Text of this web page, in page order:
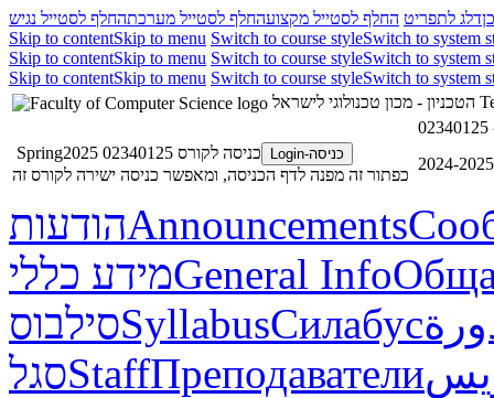
דלג לתפריט החלף לסטייל מקצועהחלף לסטייל מערכתהחלף לסטייל נגיש
Skip to contentSkip to menu Switch to course styleSwitch to system
Skip to contentSkip to menu Switch to course styleSwitch to system
Skip to contentSkip to menu Switch to course styleSwitch to system
כניסה-Login
כניסה לקורס 02340125 Spring2025
כפתור זה מפנה לדף הכניסה, ומאפשר כניסה ישירה לקורס זה
הודעותAnnouncements
מידע כלליGeneral Info
סילבוסSyllabusСилабус
סגלStaffПреподаватели